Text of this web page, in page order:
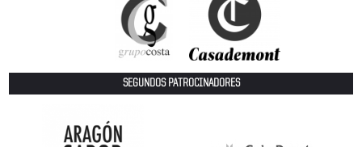
SEGUNDOS PATROCINADORES